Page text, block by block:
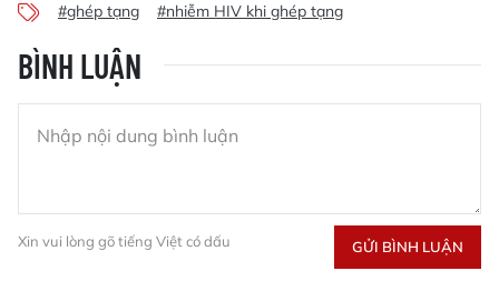
#ghép tạng #nhiễm HIV khi ghép tạng
BÌNH LUẬN
Xin vui lòng gõ tiếng Việt có dấu GỬI BÌNH LUẬN